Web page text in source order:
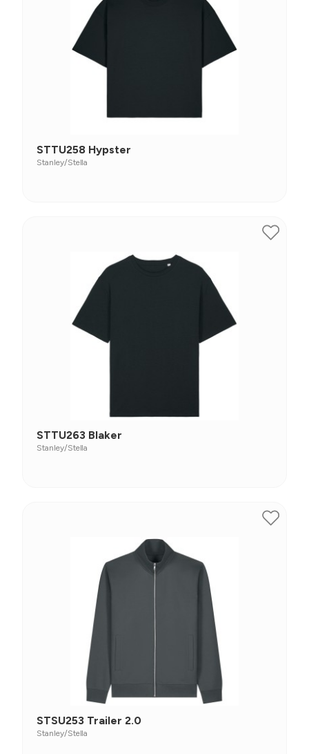
STTU258 Hypster
Stanley/Stella
STTU263 Blaker
Stanley/Stella
STSU253 Trailer 2.0
Stanley/Stella